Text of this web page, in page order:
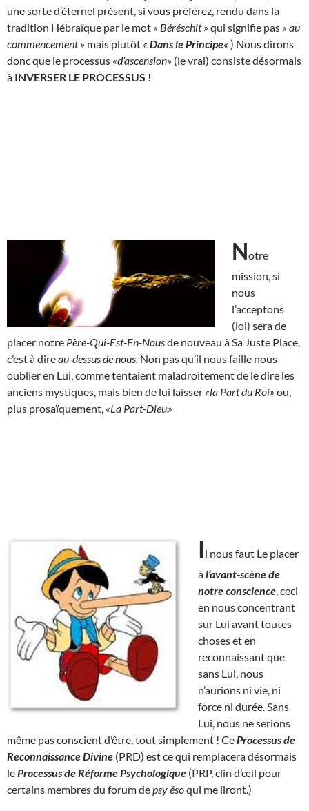
une sorte d’éternel présent, si vous préférez, rendu dans la
tradition Hébraïque par le mot « Béréschit » qui signifie pas « au
commencement » mais plutôt « Dans le Principe« ) Nous dirons
donc que le processus «d’ascension» (le vrai) consiste désormais
à INVERSER LE PROCESSUS !
Notre
mission, si
nous
l’acceptons
(lol) sera de
placer notre Père-Qui-Est-En-Nousde nouveau à Sa Juste Place,
c’est à direau-dessus de nous. Non pas qu’il nous faille nous
oublier en Lui, comme tentaient maladroitement de le dire les
anciens mystiques, mais bien de lui laisser «la Part du Roi» ou,
plus prosaïquement, «La Part-Dieu.»
Il nous faut Le placer
àl’avant-scène de
notre conscience , ceci
en nous concentrant
sur Lui avant toutes
choses et en
reconnaissant que
sans Lui, nous
n’aurions ni vie, ni
force ni durée. Sans
Lui, nous ne serions
même pas conscient d’être, tout simplement ! Ce Processus de
Reconnaissance Divine (PRD) est ce qui remplacera désormais
le Processus de Réforme Psychologique (PRP, clin d’œil pour
certains membres du forum depsy ésoqui me liront.)